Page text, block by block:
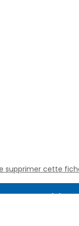
supprimer cette
Juridique